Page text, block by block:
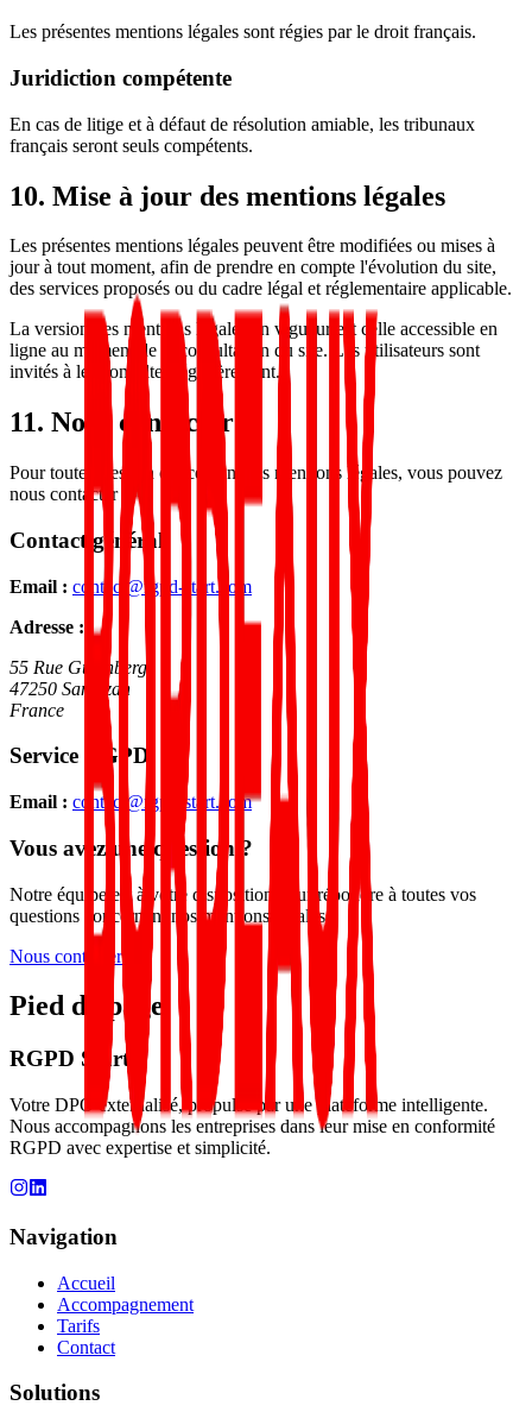
Les présentes mentions légales sont régies par le droit français.
Juridiction compétente
En cas de litige et à défaut de résolution amiable, les tribunaux
français seront seuls compétents.
10. Mise à jour des mentions légales
Les présentes mentions légales peuvent être modifiées ou mises à
jour à tout moment, afin de prendre en compte l'évolution du site,
des services proposés ou du cadre légal et réglementaire applicable.
La version des mentions légales en vigueur est celle accessible en
ligne au moment de la consultation du site. Les utilisateurs sont
invités à les consulter régulièrement.
11. Nous contacter
Pour toute question concernant ces mentions légales, vous pouvez
nous contacter :
Contact général
Email : contact@rgpd-start.com
Adresse :
55 Rue Gutenberg
47250 Samazan
France
Service RGPD
Email : contact@rgpd-start.com
Vous avez une question ?
Notre équipe est à votre disposition pour répondre à toutes vos
questions concernant nos mentions légales.
Nous contacter
Pied de page
RGPD Start
Votre DPO externalisé, propulsé par une plateforme intelligente.
Nous accompagnons les entreprises dans leur mise en conformité
RGPD avec expertise et simplicité.
Navigation
Accueil
Accompagnement
Tarifs
Contact
Solutions